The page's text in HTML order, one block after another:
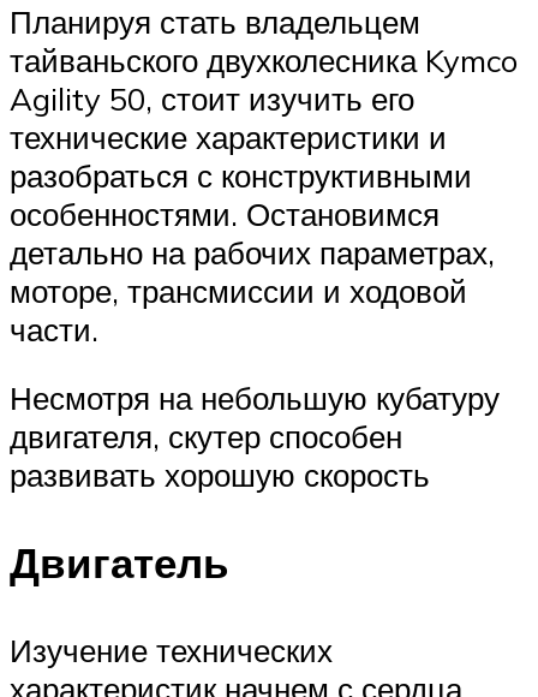
Планируя стать владельцем
тайваньского двухколесника Kymco
Agility 50, стоит изучить его
технические характеристики и
разобраться с конструктивными
особенностями. Остановимся
детально на рабочих параметрах,
моторе, трансмиссии и ходовой
части.
Несмотря на небольшую кубатуру
двигателя, скутер способен
развивать хорошую скорость
Двигатель
Изучение технических
характеристик начнем с сердца